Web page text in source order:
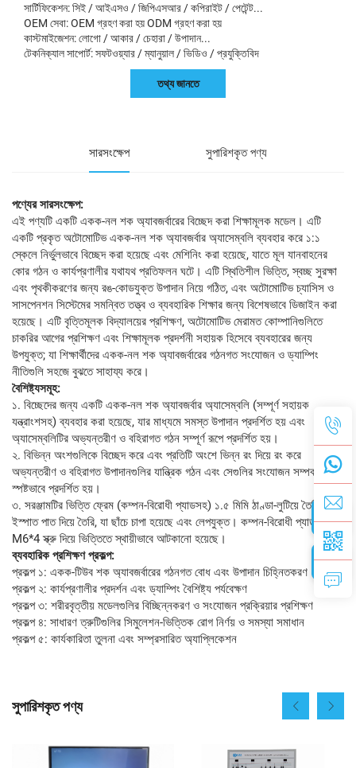
সার্টিফিকেশন: সিই / আইএসও / জিপিএসআর / কপিরাইট / পেটেন্ট...
OEM সেবা: OEM গ্রহণ করা হয় ODM গ্রহণ করা হয়
কাস্টমাইজেশন: লোগো / আকার / চেহারা / উপাদান...
টেকনিক্যাল সাপোর্ট: সফটওয়্যার / ম্যানুয়াল / ভিডিও / প্রযুক্তিবিদ
তথ্য জানতে
সারসংক্ষেপ সুপারিশকৃত পণ্য
পণ্যের সারসংক্ষেপ:
এই পণ্যটি একটি একক-নল শক অ্যাবজর্বারের বিচ্ছেদ করা শিক্ষামূলক মডেল। এটি
একটি প্রকৃত অটোমোটিভ একক-নল শক অ্যাবজর্বার অ্যাসেম্বলি ব্যবহার করে ১:১
স্কেলে নির্ভুলভাবে বিচ্ছেদ করা হয়েছে এবং মেশিনিং করা হয়েছে, যাতে মূল যানবাহনের
কোর গঠন ও কার্যপ্রণালীর যথাযথ প্রতিফলন ঘটে। এটি স্থিতিশীল ভিত্তি, স্বচ্ছ সুরক্ষা
এবং পৃথকীকরণের জন্য রঙ-কোডযুক্ত উপাদান নিয়ে গঠিত, এবং অটোমোটিভ চ্যাসিস ও
সাসপেনশন সিস্টেমের সমন্বিত তত্ত্ব ও ব্যবহারিক শিক্ষার জন্য বিশেষভাবে ডিজাইন করা
হয়েছে। এটি বৃত্তিমূলক বিদ্যালয়ের প্রশিক্ষণ, অটোমোটিভ মেরামত কোম্পানিগুলিতে
চাকরির আগের প্রশিক্ষণ এবং শিক্ষামূলক প্রদর্শনী সহায়ক হিসেবে ব্যবহারের জন্য
উপযুক্ত; যা শিক্ষার্থীদের একক-নল শক অ্যাবজর্বারের গঠনগত সংযোজন ও ড্যাম্পিং
নীতিগুলি সহজে বুঝতে সাহায্য করে।
বৈশিষ্ট্যসমূহ:
১. বিচ্ছেদের জন্য একটি একক-নল শক অ্যাবজর্বার অ্যাসেম্বলি (সম্পূর্ণ সহায়ক
যন্ত্রাংশসহ) ব্যবহার করা হয়েছে, যার মাধ্যমে সমস্ত উপাদান প্রদর্শিত হয় এবং
অ্যাসেম্বলিটির অভ্যন্তরীণ ও বহিরাগত গঠন সম্পূর্ণ রূপে প্রদর্শিত হয়।
২. বিভিন্ন অংশগুলিকে বিচ্ছেদ করে এবং প্রতিটি অংশে ভিন্ন রং দিয়ে রং করে
অভ্যন্তরীণ ও বহিরাগত উপাদানগুলির যান্ত্রিক গঠন এবং সেগুলির সংযোজন সম্পর্ক
স্পষ্টভাবে প্রদর্শিত হয়।
৩. সরঞ্জামটির ভিত্তি ফ্রেম (কম্পন-বিরোধী প্যাডসহ) ১.৫ মিমি ঠাণ্ডা-লুটিয়ে তৈরি করা
ইস্পাত পাত দিয়ে তৈরি, যা ছাঁচে চাপা হয়েছে এবং লেপযুক্ত। কম্পন-বিরোধী প্যাডগুলি
M6*4 স্ক্রু দিয়ে ভিত্তিতে স্থায়ীভাবে আটকানো হয়েছে।
ব্যবহারিক প্রশিক্ষণ প্রকল্প:
প্রকল্প ১: একক-টিউব শক অ্যাবজর্বারের গঠনগত বোধ এবং উপাদান চিহ্নিতকরণ
প্রকল্প ২: কার্যপ্রণালীর প্রদর্শন এবং ড্যাম্পিং বৈশিষ্ট্য পর্যবেক্ষণ
প্রকল্প ৩: শরীরবৃত্তীয় মডেলগুলির বিচ্ছিন্নকরণ ও সংযোজন প্রক্রিয়ার প্রশিক্ষণ
প্রকল্প ৪: সাধারণ ত্রুটিগুলির সিমুলেশন-ভিত্তিক রোগ নির্ণয় ও সমস্যা সমাধান
প্রকল্প ৫: কার্যকারিতা তুলনা এবং সম্প্রসারিত অ্যাপ্লিকেশন
সুপারিশকৃত পণ্য